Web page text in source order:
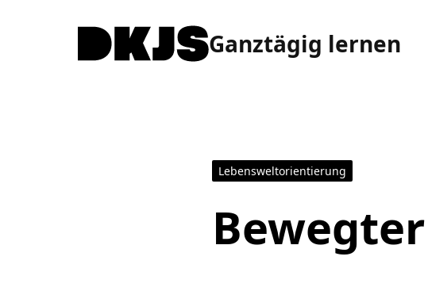
Ganztägig lernen
Lebensweltorientierung